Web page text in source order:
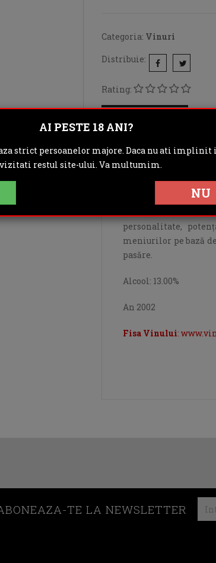
Categoria: Vinuri
Distribuie:
Rating:
OPINII (0)
Vin alb sec, de mare
obținută prin
discretă,suavă,
personalitate,
meniurilor pe bază
pasăre.
Alcool: 13.00%
An 2002
Fisa Vinului:
TE LA NEWSLETTER
AI PESTE 18 ANI?
strict persoanelor majore. Daca nu ati implinit
vizitati restul site-ului. Va multumim.
NU